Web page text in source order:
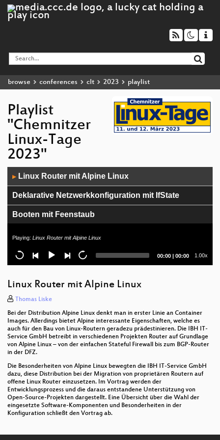
browse conferences clt 2023 playlist
Playlist
"Chemnitzer
Linux-Tage
2023"
Player
▶ Linux Router mit Alpine Linux
Deklarative Netzwerkkonfiguration mit IfState
Booten mit Feenstaub
Playing: Linux Router mit Alpine Linux
Current
00:00 | Total
00:00 1.00x
Linux Router mit Alpine Linux
Thomas Liske
Bei der Distribution Alpine Linux denkt man in erster Linie an Container
Images. Allerdings bietet Alpine interessante Eigenschaften, welche es
auch für den Bau von Linux-Routern geradezu prädestinieren. Die IBH IT-
Service GmbH betreibt in verschiedenen Projekten Router auf Grundlage
von Alpine Linux – von der einfachen Stateful Firewall bis zum BGP-Router
in der DFZ.
Die Besonderheiten von Alpine Linux bewegten die IBH IT-Service GmbH
dazu, diese Distribution bei der Migration von proprietären Routern auf
offene Linux Router einzusetzen. Im Vortrag werden der
Entwicklungsprozess und die daraus entstandene Unterstützung von
Open-Source-Projekten dargestellt. Eine Übersicht über die Wahl der
eingesetzte Software-Komponenten und Besonderheiten in der
Konfiguration schließt den Vortrag ab.